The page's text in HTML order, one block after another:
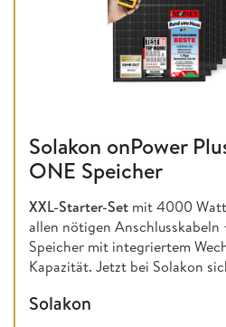
Solakon onPower
ONE Speicher
XXL-Starter-Set mit 4000
allen nötigen Anschlusskabeln
Speicher mit integriertem
Kapazität. Jetzt bei Solakon
Solakon